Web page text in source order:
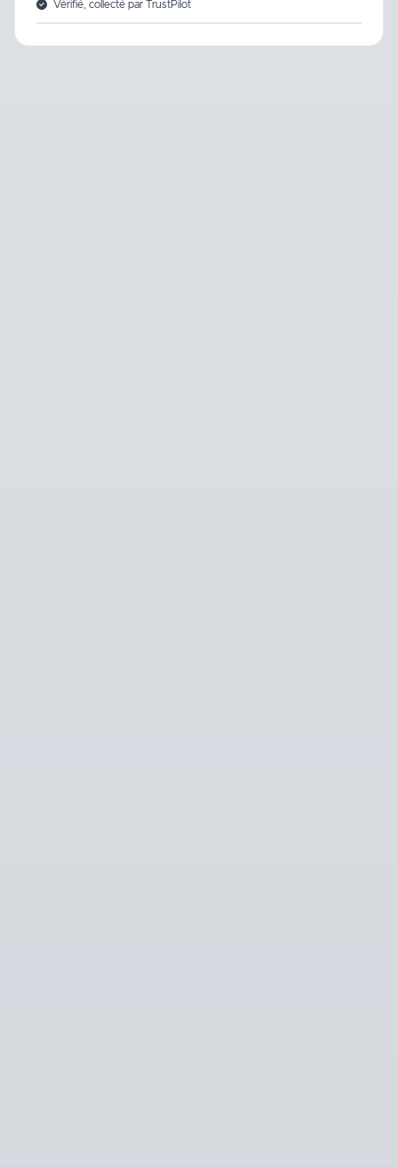
Vérifié, collecté par TrustPilot